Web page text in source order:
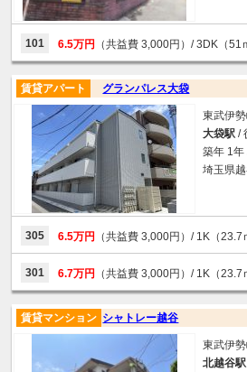
101 6.5万円 （共益費 3,000円）/ 3DK（51
グランパレス大袋
賃貸アパート
東武伊
大袋駅 /
築年 1年
埼玉県
305 6.5万円 （共益費 3,000円）/ 1K（23.7
301 6.7万円 （共益費 3,000円）/ 1K（23.7
シャトレー越谷
賃貸マンション
東武伊
北越谷駅